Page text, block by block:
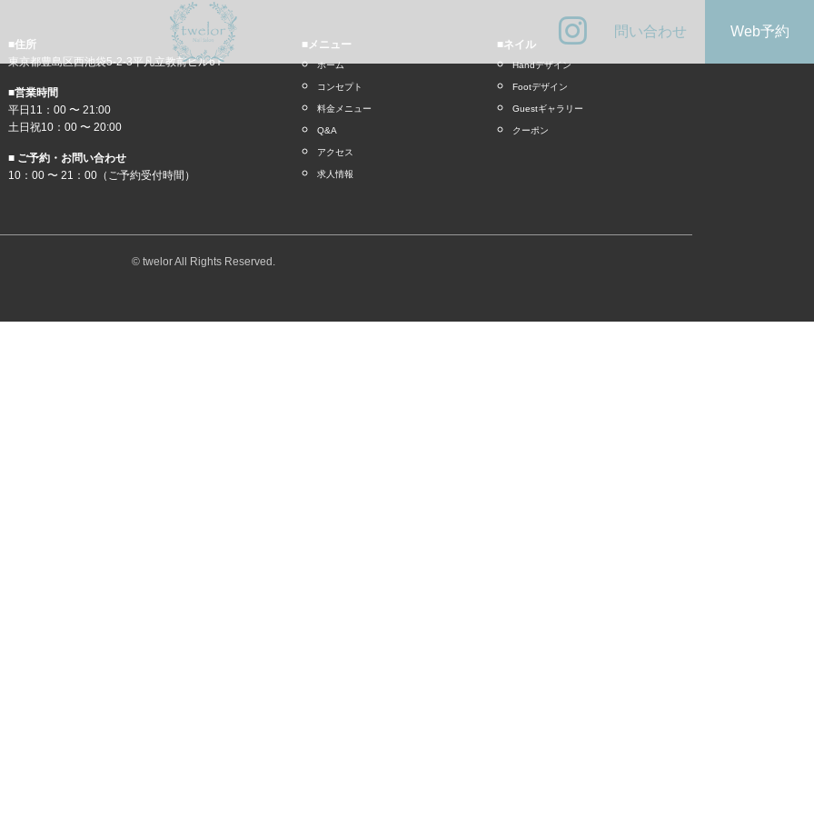
問い合わせ Web予約
■住所
東京都豊島区西池袋5-2-3平凡立教前ビル6Ｆ
■営業時間
平日11：00 〜 21:00
土日祝10：00 〜 20:00
■ ご予約・お問い合わせ
10：00 〜 21：00（ご予約受付時間）
■メニュー
ホーム
コンセプト
料金メニュー
Q&A
アクセス
求人情報
■ネイル
Handデザイン
Footデザイン
Guestギャラリー
クーポン
© twelor All Rights Reserved.